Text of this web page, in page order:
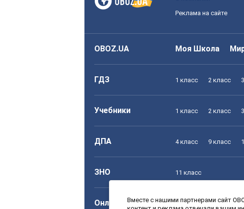
Реклама на сайте
OBOZ.UA Моя Школа
ГДЗ 1 класс 2 класс
Учебники 1 класс 2 класс
ДПА 4 класс 9 класс
ЗНО 11 класс
Онлайн уроки 1 класс 2 класс
Вместе с нашими партнерами сайт